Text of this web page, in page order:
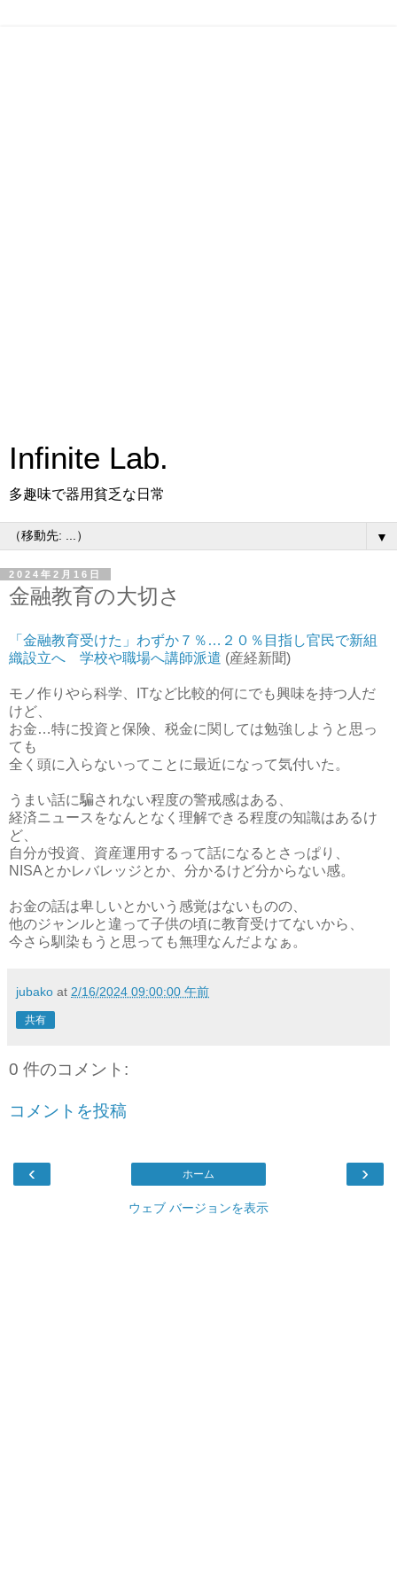
Infinite Lab.
多趣味で器用貧乏な日常
▼
2024年2月16日
金融教育の大切さ
「金融教育受けた」わずか７％…２０％目指し官民で新組
織設立へ 学校や職場へ講師派遣 (産経新聞)
モノ作りやら科学、ITなど比較的何にでも興味を持つ人だ
けど、
お金…特に投資と保険、税金に関しては勉強しようと思っ
ても
全く頭に入らないってことに最近になって気付いた。
うまい話に騙されない程度の警戒感はある、
経済ニュースをなんとなく理解できる程度の知識はあるけ
ど、
自分が投資、資産運用するって話になるとさっぱり、
NISAとかレバレッジとか、分かるけど分からない感。
お金の話は卑しいとかいう感覚はないものの、
他のジャンルと違って子供の頃に教育受けてないから、
今さら馴染もうと思っても無理なんだよなぁ。
jubako at 2/16/2024 09:00:00 午前
共有
0 件のコメント:
コメントを投稿
‹ ›
ホーム
ウェブ バージョンを表示